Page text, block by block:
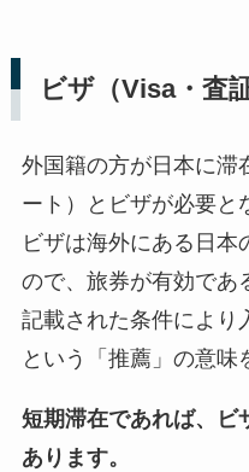
ビザ（Visa・査
外国籍の方が日本に滞
ート）とビザが必要と
ビザは海外にある日本
ので、旅券が有効であ
記載された条件により
という「推薦」の意味
短期滞在であれば、ビ
あります。